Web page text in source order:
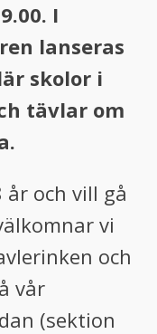
I
lanseras
skolor i
tävlar om
år och vill gå
vi
och
vår
(sektion